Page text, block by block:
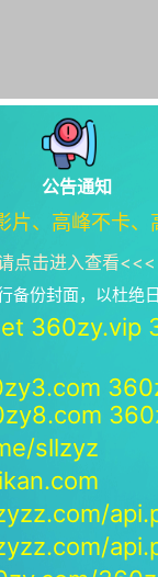
公告通知
片、高峰不卡
点击进入查看<<<
备份封面，以杜绝
360zy.vip
sllzyz